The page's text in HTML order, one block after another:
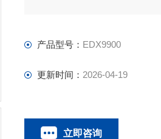
产品型号： EDX9900
更新时间： 2026-04-19
立即咨询